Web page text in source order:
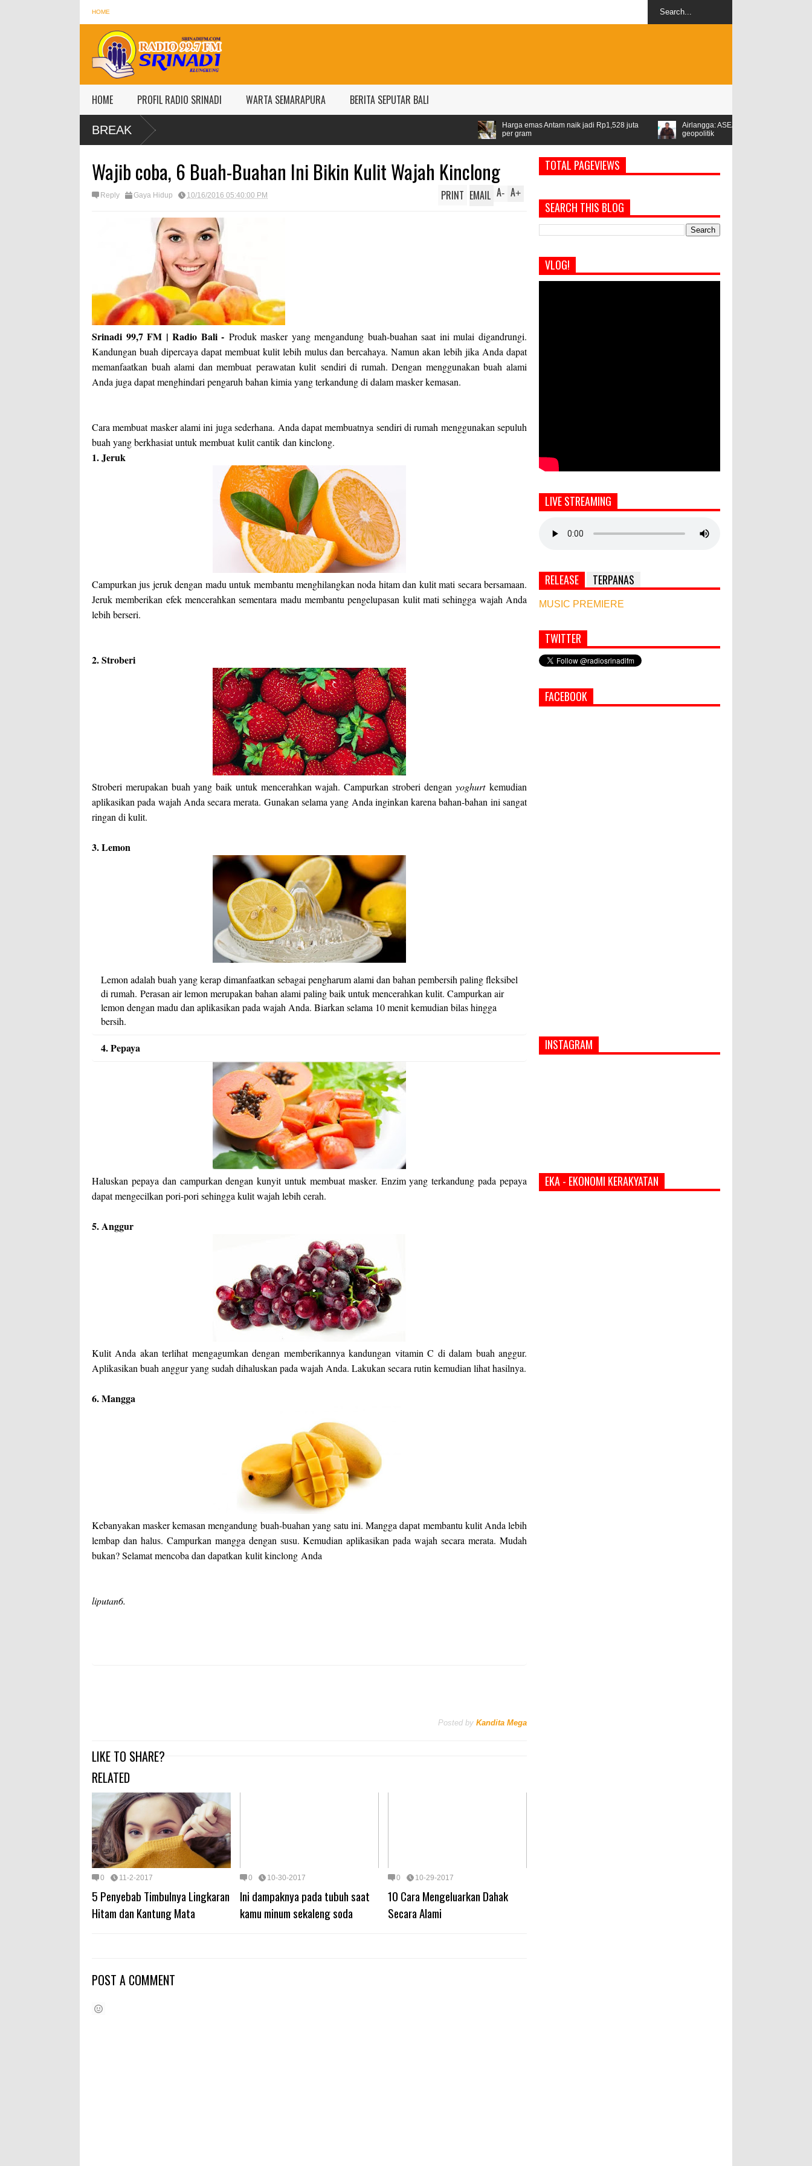
HOME
HOME PROFIL RADIO SRINADI WARTA SEMARAPURA BERITA SEPUTAR BALI
BREAK
Harga emas Antam naik jadi Rp1,528 juta
Airlangga: ASEAN jadi kawasan stabil di tengah ketegangan
Wajib coba, 6 Buah-Buahan Ini Bikin Kulit Wajah Kinclong
Reply Gaya Hidup 10/16/2016 05:40:00 PM A+
A-
PRINT EMAIL
Srinadi 99,7 FM | Radio Bali - Produk masker yang mengandung buah-buahan saat ini mulai digandrungi.
Kandungan buah dipercaya dapat membuat kulit lebih mulus dan bercahaya. Namun akan lebih jika Anda dapat
memanfaatkan buah alami dan membuat perawatan kulit sendiri di rumah. Dengan menggunakan buah alami
Anda juga dapat menghindari pengaruh bahan kimia yang terkandung di dalam masker kemasan.
Cara membuat masker alami ini juga sederhana. Anda dapat membuatnya sendiri di rumah menggunakan sepuluh
buah yang berkhasiat untuk membuatkulit cantik dan kinclong.
1. Jeruk
Campurkan jus jeruk dengan madu untuk membantu menghilangkan noda hitam dan kulit mati secara bersamaan.
Jeruk memberikan efek mencerahkan sementara madu membantu pengelupasan kulit mati sehingga wajah Anda
lebih berseri.
2. Stroberi
Stroberi merupakan buah yang baik untuk mencerahkan wajah. Campurkan stroberi denganyoghurt kemudian
aplikasikan pada wajah Anda secara merata. Gunakan selama yang Anda inginkan karena bahan-bahan ini sangat
ringan di kulit.
3. Lemon
Lemon adalah buah yang kerap dimanfaatkan sebagai pengharum alami dan bahan pembersih paling fleksibel
di rumah. Perasan air lemon merupakan bahan alami paling baik untuk mencerahkan kulit. Campurkan air
lemon dengan madu dan aplikasikan pada wajah Anda. Biarkan selama 10 menit kemudian bilas hingga
bersih.
4. Pepaya
Haluskan pepaya dan campurkan dengan kunyit untuk membuat masker. Enzim yang terkandung pada pepaya
dapat mengecilkan pori-pori sehingga kulit wajah lebih cerah.
5. Anggur
Kulit Anda akan terlihat mengagumkan dengan memberikannya kandungan vitamin C di dalam buah anggur.
Aplikasikan buah anggur yang sudah dihaluskan pada wajah Anda. Lakukan secara rutin kemudian lihat hasilnya.
6. Mangga
Kebanyakan masker kemasan mengandung buah-buahan yang satu ini. Mangga dapat membantu kulit Anda lebih
lembap dan halus. Campurkan mangga dengan susu. Kemudian aplikasikan pada wajah secara merata. Mudah
bukan? Selamat mencoba dan dapatkan kulit kinclong Anda
liputan6.
Posted by Kandita Mega
LIKE TO SHARE?
RELATED
0 11-2-2017
5 Penyebab Timbulnya Lingkaran
Hitam dan Kantung Mata
0 10-30-2017
Ini dampaknya pada tubuh saat
kamu minum sekaleng soda
0 10-29-2017
10 Cara Mengeluarkan Dahak
Secara Alami
POST A COMMENT
TOTAL PAGEVIEWS
SEARCH THIS BLOG
VLOG!
LIVE STREAMING
RELEASE TERPANAS
MUSIC PREMIERE
Simbol Persahabatan, RI Bangun Islamic Centre
di Afghanistan
PASAR MURAH
TWITTER
FACEBOOK
INSTAGRAM
EKA - EKONOMI KERAKYATAN